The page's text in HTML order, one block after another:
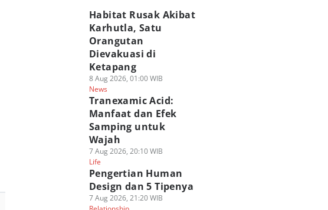
Habitat Rusak Akibat
Karhutla, Satu
Orangutan
Dievakuasi di
Ketapang
8 Aug 2026, 01:00 WIB
News
Tranexamic Acid:
Manfaat dan Efek
Samping untuk
Wajah
7 Aug 2026, 20:10 WIB
Life
Pengertian Human
Design dan 5 Tipenya
7 Aug 2026, 21:20 WIB